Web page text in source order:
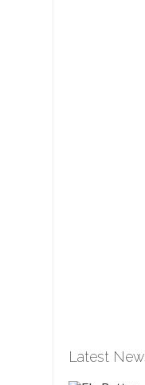
Latest